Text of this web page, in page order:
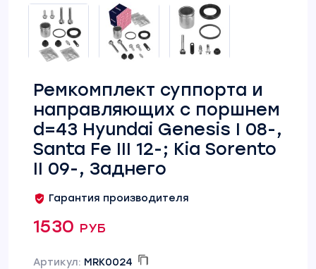
Ремкомплект суппорта и
направляющих с поршнем
d=43 Hyundai Genesis I 08-,
Santa Fe III 12-; Kia Sorento
II 09-, Заднего
Гарантия производителя
1530 руб
Артикул: MRK0024